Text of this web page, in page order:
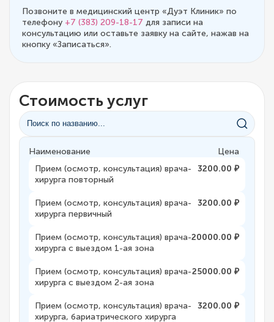
Позвоните в медицинский центр «Дуэт Клиник» по
телефону +7 (383) 209-18-17 для записи на
консультацию или оставьте заявку на сайте, нажав на
кнопку «Записаться».
Стоимость услуг
Наименование
Цена
Прием (осмотр, консультация) врача-
хирурга повторный
3200.00 ₽
Прием (осмотр, консультация) врача-
хирурга первичный
3200.00 ₽
Прием (осмотр, консультация) врача-
хирурга с выездом 1-ая зона
20000.00 ₽
Прием (осмотр, консультация) врача-
хирурга с выездом 2-ая зона
25000.00 ₽
Прием (осмотр, консультация) врача-
хирурга, бариатрического хирурга
3200.00 ₽